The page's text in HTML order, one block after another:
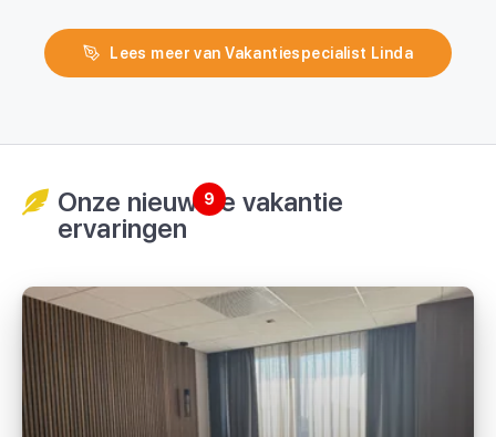
Lees meer van Vakantiespecialist Linda
Onze nieuwste vakantie
ervaringen
9